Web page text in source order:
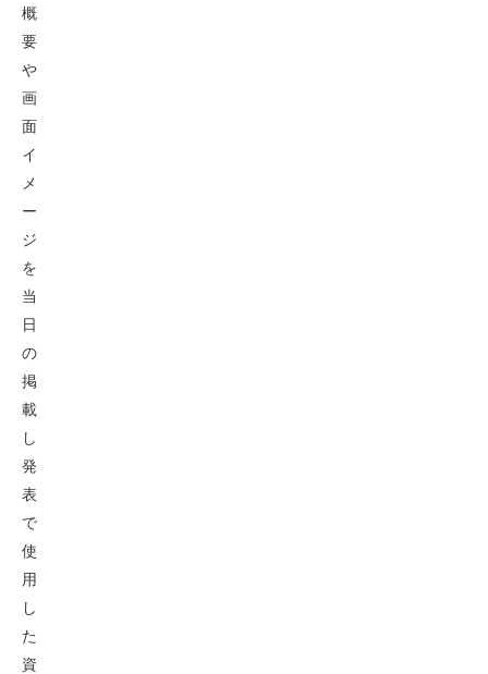
概
要
や
画
面
イ
メ
ー
ジ
を
当
日
の
掲
載
し
発
表
で
使
用
し
た
資